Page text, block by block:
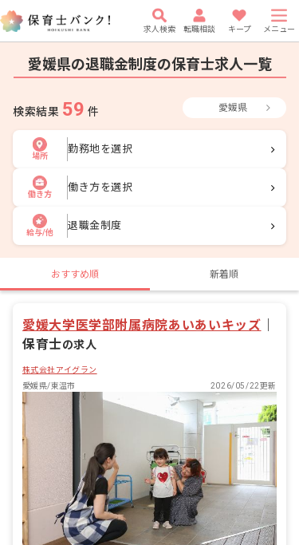
求人検索 転職相談 キープ メニュー
愛媛県の退職金制度の保育士求人一覧
検索結果 59 件 愛媛県
場所
勤務地を選択
働き方
働き方を選択
給与/他
退職金制度
おすすめ順 新着順
愛媛大学医学部附属病院あいあいキッズ
保育士の求人
株式会社アイグラン
愛媛県/東温市
2026/05/22更新